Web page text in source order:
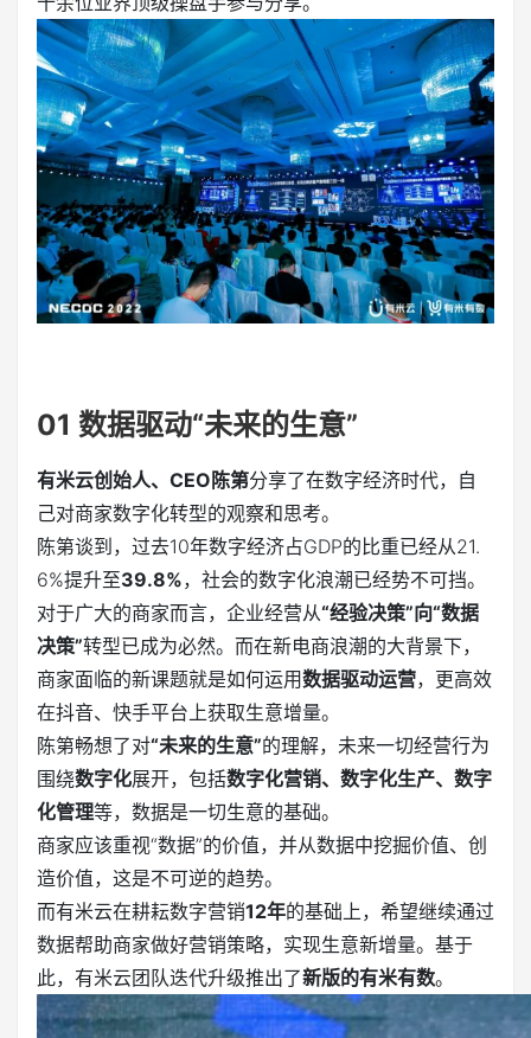
01 数据驱动“未来的生意”
有米云创始人、CEO陈第分享了在数字经济时代，自
己对商家数字化转型的观察和思考。
陈第谈到，过去10年数字经济占GDP的比重已经从21.
6%提升至39.8%，社会的数字化浪潮已经势不可挡。
对于广大的商家而言，企业经营从“经验决策”向“数据
决策”转型已成为必然。而在新电商浪潮的大背景下，
商家面临的新课题就是如何运用数据驱动运营，更高效
在抖音、快手平台上获取生意增量。
陈第畅想了对“未来的生意”的理解，未来一切经营行为
围绕数字化展开，包括数字化营销、数字化生产、数字
化管理等，数据是一切生意的基础。
商家应该重视“数据”的价值，并从数据中挖掘价值、创
造价值，这是不可逆的趋势。
而有米云在耕耘数字营销12年的基础上，希望继续通过
数据帮助商家做好营销策略，实现生意新增量。基于
此，有米云团队迭代升级推出了新版的有米有数。